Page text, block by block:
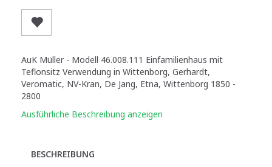
AuK Müller - Modell 46.008.111 Einfamilienhaus mit
Teflonsitz Verwendung in Wittenborg, Gerhardt,
Veromatic, NV-Kran, De Jang, Etna, Wittenborg 1850 -
2800
Ausführliche Beschreibung anzeigen
BESCHREIBUNG